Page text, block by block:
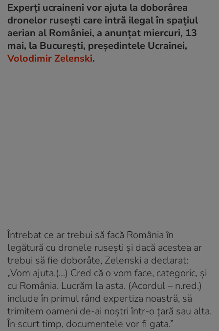
Experți ucraineni vor ajuta la doborârea
dronelor rusești care intră ilegal în spațiul
aerian al României, a anunțat miercuri, 13
mai, la București, președintele Ucrainei,
Volodimir Zelenski.
Întrebat ce ar trebui să facă România în
legătură cu dronele rusești și dacă acestea ar
trebui să fie doborâte, Zelenski a declarat:
„Vom ajuta.(…) Cred că o vom face, categoric, și
cu România. Lucrăm la asta. (Acordul – n.red.)
include în primul rând expertiza noastră, să
trimitem oameni de-ai noștri într-o țară sau alta.
În scurt timp, documentele vor fi gata.”